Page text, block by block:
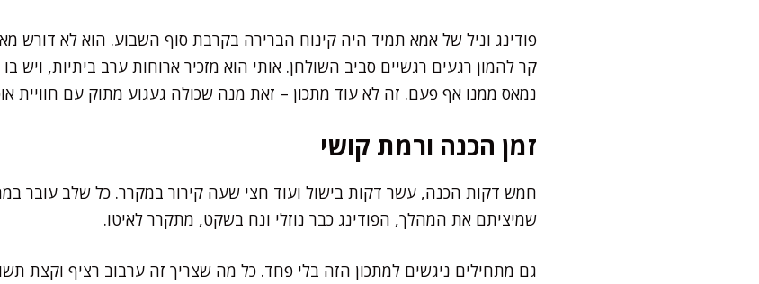
פודינג וניל של אמא תמיד היה קינוח הברירה בקרבת סוף השבוע. הוא לא דורש
קר להמון רגעים רגשיים סביב השולחן. אותי הוא מזכיר ארוחות ערב ביתיות,
נמאס ממנו אף פעם. זה לא עוד מתכון – זאת מנה שכולה געגוע מתוק עם חוויית
זמן הכנה ורמת קושי
חמש דקות הכנה, עשר דקות בישול ועוד חצי שעה קירור במקרר. כל שלב עובר
שמיציתם את המהלך, הפודינג כבר נוזלי ונח בשקט, מתקרר לאיטו.
גם מתחילים ניגשים למתכון הזה בלי פחד. כל מה שצריך זה ערבוב רציף וקצת